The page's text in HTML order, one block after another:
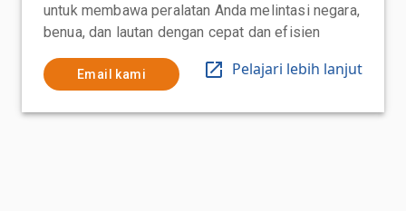
untuk membawa peralatan Anda melintasi negara,
benua, dan lautan dengan cepat dan efisien
Email kami Pelajari lebih lanjut